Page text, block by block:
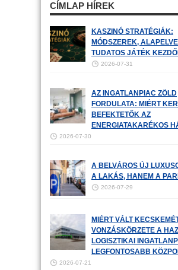
CÍMLAP HÍREK
KASZINÓ STRATÉGIÁK:
MÓDSZEREK,
TUDATOS JÁTÉK
2026-07-31
AZ INGATLANPIAC ZÖLD
FORDULATA: MIÉRT
BEFEKTETŐK AZ
ENERGIATAKARÉKOS
2026-07-30
A BELVÁROS ÚJ
A LAKÁS, HANEM A
2026-07-29
MIÉRT VÁLT
VONZÁSKÖRZETE A
LOGISZTIKAI
LEGFONTOSABB
2026-07-21